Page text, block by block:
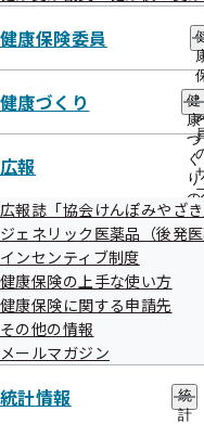
健康保険委員
健康づくり
健
康
づ
く
り
の
サ
ブ
広報
広報誌「協会けんぽみやざ
ジェネリック医薬品（後発
インセンティブ制度
健康保険の上手な使い方
健康保険に関する申請先
その他の情報
メールマガジン
統計情報
統
計
令和6年度 第3
次第
資料１-１ 令和７年
資料１-２ 令和7年度
おける意見）
資料２-１ 令和７年
資料２-２ 令和7年度
（案）
資料３ インセンテ